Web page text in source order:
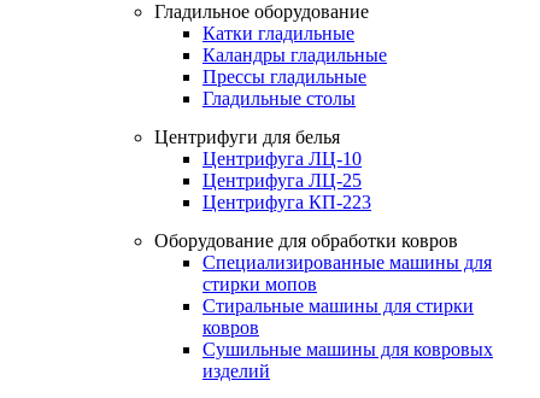
Гладильное оборудование
Катки гладильные
Каландры гладильные
Прессы гладильные
Гладильные столы
Центрифуги для белья
Центрифуга ЛЦ-10
Центрифуга ЛЦ-25
Центрифуга КП-223
Оборудование для обработки ковров
Специализированные машины для
стирки мопов
Стиральные машины для стирки
ковров
Сушильные машины для ковровых
изделий